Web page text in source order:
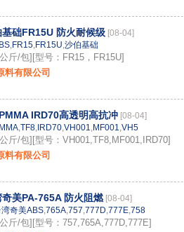
础FR15U 防火耐候级 [08-04]
,FR15,FR15U,沙伯基础
斤/包][型号：FR15，FR15U]
料有限公司
IRD70高透明高抗冲 [08-04]
,TF8, IRD70,VH001,MF001,VH5
斤/包][型号：VH001,TF8,MF001,IRD70]
料有限公司
美PA-765A 防火阻燃 [08-04]
湾奇美ABS,765A,757,777D,777E,758
斤/包][型号：757,765A,777D,777E]